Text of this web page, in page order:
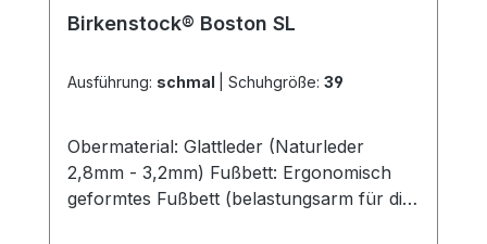
Birkenstock® Boston SL
Ausführung: schmal Schuhgröße: 39
Obermaterial: Glattleder (Naturleder
2,8mm - 3,2mm) Fußbett: Ergonomisch
geformtes Fußbett (belastungsarm für die